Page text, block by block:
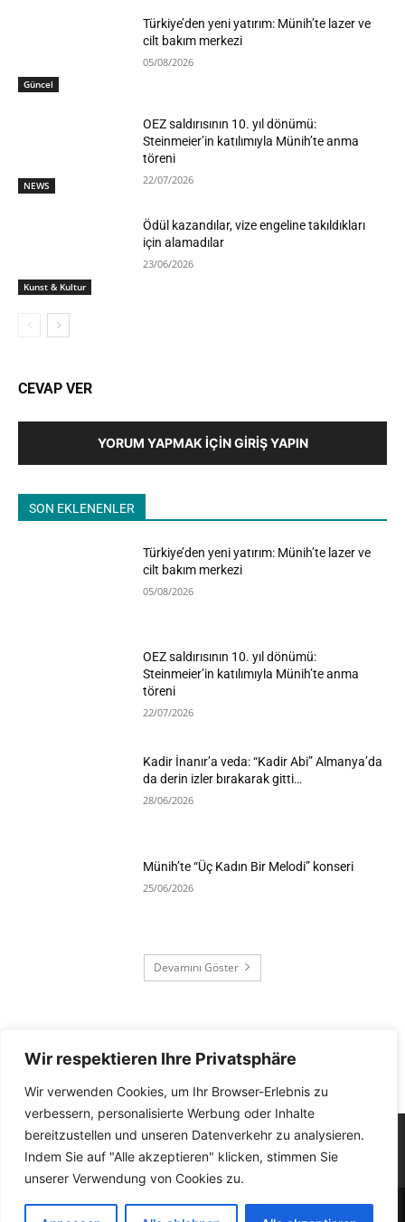
Wir respektieren Ihre Privatsphäre
Wir verwenden Cookies, um Ihr Browser-Erlebnis zu
verbessern, personalisierte Werbung oder Inhalte
bereitzustellen und unseren Datenverkehr zu analysieren.
Indem Sie auf "Alle akzeptieren" klicken, stimmen Sie
unserer Verwendung von Cookies zu.
Güncel
Türkiye’den yeni yatırım: Münih’te lazer ve
cilt bakım merkezi
05/08/2026
NEWS
OEZ saldırısının 10. yıl dönümü:
Steinmeier’in katılımıyla Münih’te anma
töreni
22/07/2026
Kunst & Kultur
Ödül kazandılar, vize engeline takıldıkları
için alamadılar
23/06/2026
CEVAP VER
YORUM YAPMAK İÇIN GIRIŞ YAPIN
SON EKLENENLER
Türkiye’den yeni yatırım: Münih’te lazer ve
cilt bakım merkezi
05/08/2026
OEZ saldırısının 10. yıl dönümü:
Steinmeier’in katılımıyla Münih’te anma
töreni
22/07/2026
Kadir İnanır’a veda: “Kadir Abi” Almanya’da
da derin izler bırakarak gitti…
28/06/2026
Münih’te “Üç Kadın Bir Melodi” konseri
25/06/2026
Devamını Göster
Impressum Kontakt Datenschutzerklärung